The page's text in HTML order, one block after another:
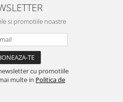
si promotiile noastre
cu promotiile
multe in Politica de